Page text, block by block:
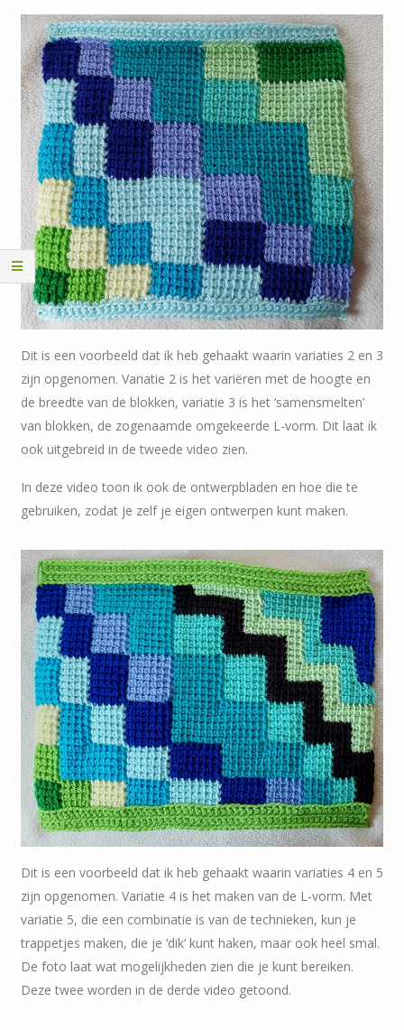
Dit is een voorbeeld dat ik heb gehaakt waarin variaties 2 en 3
zijn opgenomen. Variatie 2 is het variëren met de hoogte en
de breedte van de blokken, variatie 3 is het ‘samensmelten’
van blokken, de zogenaamde omgekeerde L-vorm. Dit laat ik
ook uitgebreid in de tweede video zien.
In deze video toon ik ook de ontwerpbladen en hoe die te
gebruiken, zodat je zelf je eigen ontwerpen kunt maken.
Dit is een voorbeeld dat ik heb gehaakt waarin variaties 4 en 5
zijn opgenomen. Variatie 4 is het maken van de L-vorm. Met
variatie 5, die een combinatie is van de technieken, kun je
trappetjes maken, die je ‘dik’ kunt haken, maar ook heel smal.
De foto laat wat mogelijkheden zien die je kunt bereiken.
Deze twee worden in de derde video getoond.